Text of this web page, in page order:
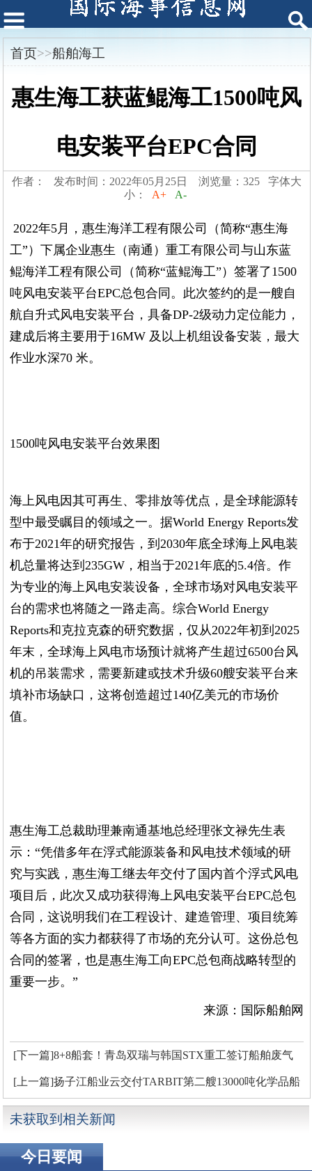
首页>>船舶海工
惠生海工获蓝鲲海工1500吨风
电安装平台EPC合同
作者： 发布时间：2022年05月25日 浏览量：325 字体大
小：
A+ A-
2022年5月，惠生海洋工程有限公司（简称“惠生海
工”）下属企业惠生（南通）重工有限公司与山东蓝
鲲海洋工程有限公司（简称“蓝鲲海工”）签署了1500
吨风电安装平台EPC总包合同。此次签约的是一艘自
航自升式风电安装平台，具备DP-2级动力定位能力，
建成后将主要用于16MW 及以上机组设备安装，最大
作业水深70 米。
1500吨风电安装平台效果图
海上风电因其可再生、零排放等优点，是全球能源转
型中最受瞩目的领域之一。据World Energy Reports发
布于2021年的研究报告，到2030年底全球海上风电装
机总量将达到235GW，相当于2021年底的5.4倍。作
为专业的海上风电安装设备，全球市场对风电安装平
台的需求也将随之一路走高。综合World Energy
Reports和克拉克森的研究数据，仅从2022年初到2025
年末，全球海上风电市场预计就将产生超过6500台风
机的吊装需求，需要新建或技术升级60艘安装平台来
填补市场缺口，这将创造超过140亿美元的市场价
值。
惠生海工总裁助理兼南通基地总经理张文禄先生表
示：“凭借多年在浮式能源装备和风电技术领域的研
究与实践，惠生海工继去年交付了国内首个浮式风电
项目后，此次又成功获得海上风电安装平台EPC总包
合同，这说明我们在工程设计、建造管理、项目统筹
等各方面的实力都获得了市场的充分认可。这份总包
合同的签署，也是惠生海工向EPC总包商战略转型的
重要一步。”
来源：国际船舶网
[下一篇]8+8船套！青岛双瑞与韩国STX重工签订船舶废气
脱硝系统批量订单
[上一篇]扬子江船业云交付TARBIT第二艘13000吨化学品船
未获取到相关新闻
今日要闻